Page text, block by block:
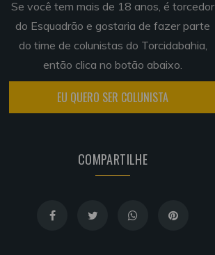
Se você tem mais de 18 anos, é torcedor
do Esquadrão e gostaria de fazer parte
do time de colunistas do Torcidabahia,
então clica no botão abaixo.
EU QUERO SER COLUNISTA
COMPARTILHE